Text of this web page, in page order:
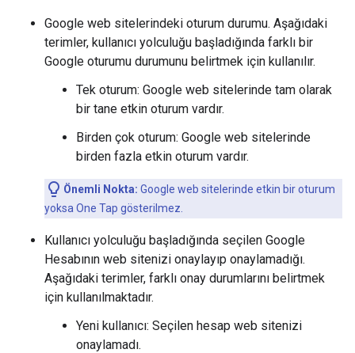
Google web sitelerindeki oturum durumu. Aşağıdaki
terimler, kullanıcı yolculuğu başladığında farklı bir
Google oturumu durumunu belirtmek için kullanılır.
Tek oturum: Google web sitelerinde tam olarak
bir tane etkin oturum vardır.
Birden çok oturum: Google web sitelerinde
birden fazla etkin oturum vardır.
Önemli Nokta: Google web sitelerinde etkin bir oturum
yoksa One Tap gösterilmez.
Kullanıcı yolculuğu başladığında seçilen Google
Hesabının web sitenizi onaylayıp onaylamadığı.
Aşağıdaki terimler, farklı onay durumlarını belirtmek
için kullanılmaktadır.
Yeni kullanıcı: Seçilen hesap web sitenizi
onaylamadı.